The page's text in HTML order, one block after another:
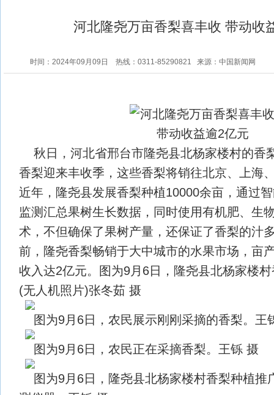
河北隆尧万亩香梨喜丰收 带动收
时间：2024年09月09日 热线：0311-85290821 来源：中国新闻网
秋日，河北省邢台市隆尧县北杨家楼村的香
香梨迎来丰收季，这些香梨将销往北京、上海
近年，隆尧县发展香梨种植10000余亩，通过
监测汇总果树生长数据，同时使用有机肥、生
术，不但确保了果树产量，还保证了香梨的汁
前，隆尧香梨畅销于大中城市的水果市场，亩
收入达2亿元。图为9月6日，隆尧县北杨家楼
(无人机照片)张冬茹 摄
图为9月6日，农民展示刚刚采摘的香梨。王
图为9月6日，农民正在采摘香梨。王铄 摄
图为9月6日，隆尧县北杨家楼村香梨种植推